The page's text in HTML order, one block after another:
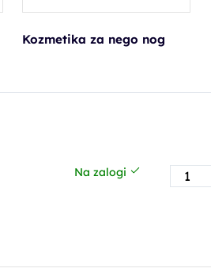
Kozmetika za nego nog
Na zalogi